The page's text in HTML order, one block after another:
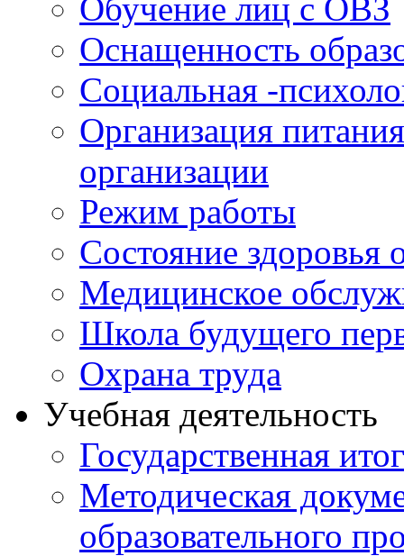
Обучение лиц с ОВЗ
Оснащенность
Социальная -
Организация
организации
Режим работы
Состояние
Медицинское
Школа будущего
Охрана труда
Учебная деятельность
Государственная
Методическая
образовательного